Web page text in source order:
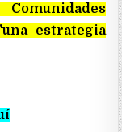
estrategia